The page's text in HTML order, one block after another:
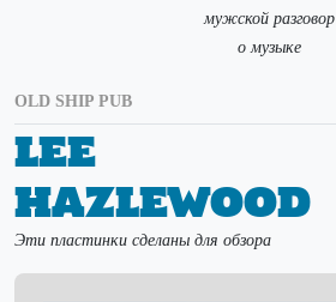
мужской разговор
о музыке
OLD SHIP PUB
Lee
Hazlewood
Эти пластинки сделаны для обзора